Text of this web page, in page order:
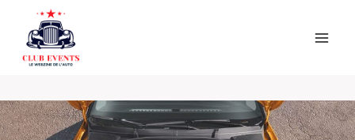
content